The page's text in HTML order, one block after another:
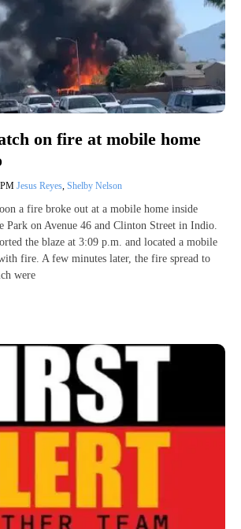
on fire at mobile home
Jesus Reyes Shelby Nelson
a fire broke out at a mobile home inside
Park on Avenue 46 and Clinton Street in Indio.
the blaze at 3:09 p.m. and located a mobile
fire. A few minutes later, the fire spread to
were